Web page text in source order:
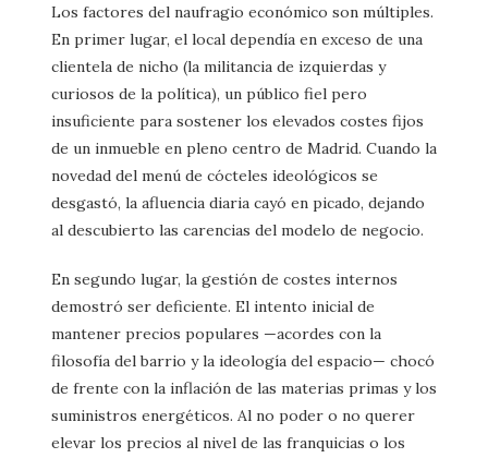
Los factores del naufragio económico son múltiples.
En primer lugar, el local dependía en exceso de una
clientela de nicho (la militancia de izquierdas y
curiosos de la política), un público fiel pero
insuficiente para sostener los elevados costes fijos
de un inmueble en pleno centro de Madrid. Cuando la
novedad del menú de cócteles ideológicos se
desgastó, la afluencia diaria cayó en picado, dejando
al descubierto las carencias del modelo de negocio.
En segundo lugar, la gestión de costes internos
demostró ser deficiente. El intento inicial de
mantener precios populares —acordes con la
filosofía del barrio y la ideología del espacio— chocó
de frente con la inflación de las materias primas y los
suministros energéticos. Al no poder o no querer
elevar los precios al nivel de las franquicias o los